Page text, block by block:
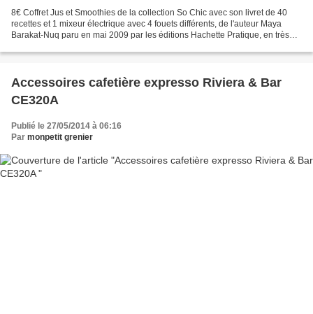
8€ Coffret Jus et Smoothies de la collection So Chic avec son livret de 40
recettes et 1 mixeur électrique avec 4 fouets différents, de l'auteur Maya
Barakat-Nuq paru en mai 2009 par les éditions Hachette Pratique, en très
Accessoires cafetière expresso Riviera & Bar
CE320A
Publié le 27/05/2014 à 06:16
Par monpetit grenier